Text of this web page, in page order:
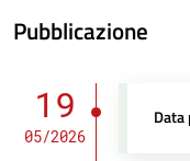
Pubblicazione
19
05/2026